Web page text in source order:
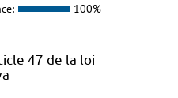
100%
47 de la loi